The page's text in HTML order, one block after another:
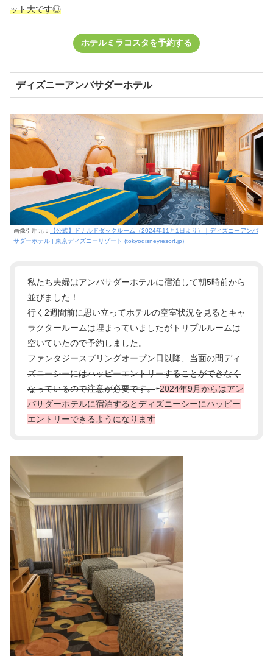
ット大です◎
ホテルミラコスタを予約する
ディズニーアンバサダーホテル
画像引用元：
【公式】ドナルドダックルーム（2024年11月1日より）｜ディズニーアンバ
サダーホテル | 東京ディズニーリゾート (tokyodisneyresort.jp)
私たち夫婦はアンバサダーホテルに宿泊して朝5時前から
並びました！
行く2週間前に思い立ってホテルの空室状況を見るとキャ
ラクタールームは埋まっていましたがトリプルルームは
空いていたので予約しました。
ファンタジースプリングオープン日以降、当面の間ディ
ズニーシーにはハッピーエントリーすることができなく
なっているので注意が必要です。⇦2024年9月からはアン
バサダーホテルに宿泊するとディズニーシーにハッピー
エントリーできるようになります